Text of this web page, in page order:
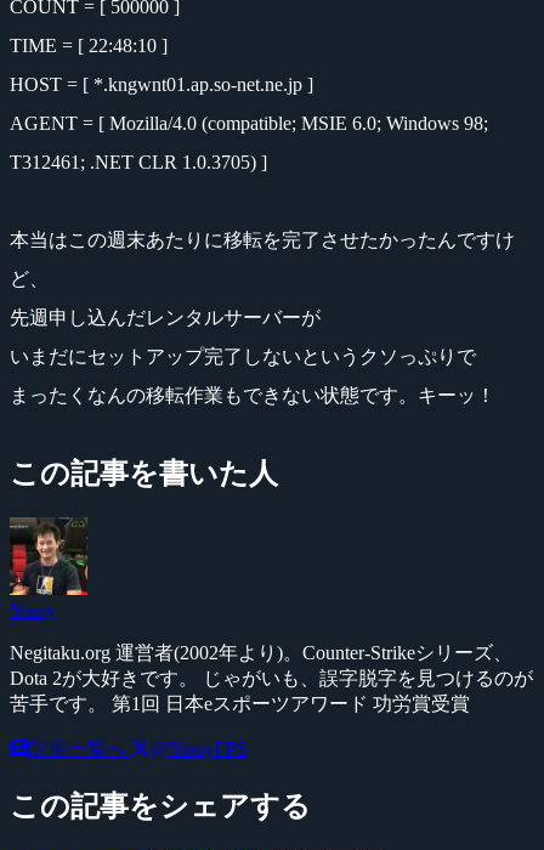
COUNT = [ 500000 ]
TIME = [ 22:48:10 ]
HOST = [ *.kngwnt01.ap.so-net.ne.jp ]
AGENT = [ Mozilla/4.0 (compatible; MSIE 6.0; Windows 98;
T312461; .NET CLR 1.0.3705) ]
本当はこの週末あたりに移転を完了させたかったんですけ
ど、
先週申し込んだレンタルサーバーが
いまだにセットアップ完了しないというクソっぷりで
まったくなんの移転作業もできない状態です。キーッ！
この記事を書いた人
Yossy
Negitaku.org 運営者(2002年より)。Counter-Strikeシリーズ、
Dota 2が大好きです。 じゃがいも、誤字脱字を見つけるのが
苦手です。 第1回 日本eスポーツアワード 功労賞受賞
記事一覧へ @YossyFPS
この記事をシェアする